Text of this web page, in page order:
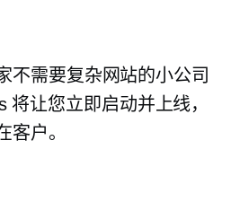
不需要复杂网站的小公司
将让您立即启动并上线，
客户。